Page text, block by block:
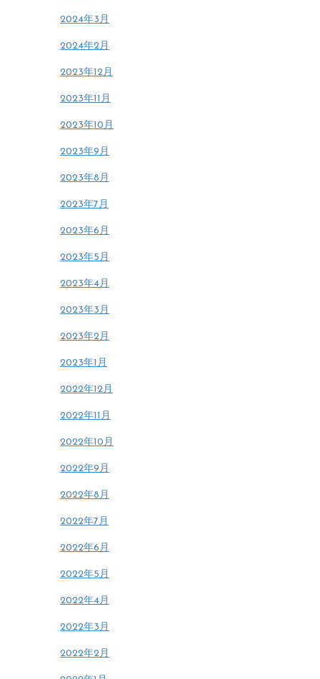
2024年3月
2024年2月
2023年12月
2023年11月
2023年10月
2023年9月
2023年8月
2023年7月
2023年6月
2023年5月
2023年4月
2023年3月
2023年2月
2023年1月
2022年12月
2022年11月
2022年10月
2022年9月
2022年8月
2022年7月
2022年6月
2022年5月
2022年4月
2022年3月
2022年2月